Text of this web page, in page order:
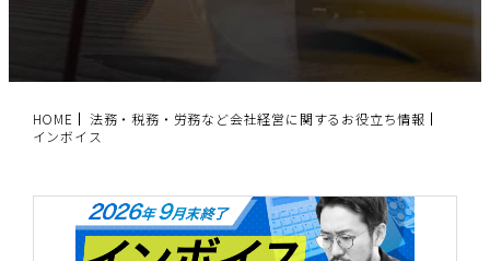
HOME
法務・税務・労務など会社経営に関するお役立ち情報
インボイス